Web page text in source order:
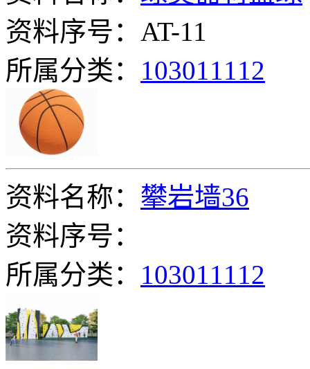
资料序号：AT-11
所属分类： 103011112
资料名称： 攀岩墙36
资料序号：
所属分类： 103011112